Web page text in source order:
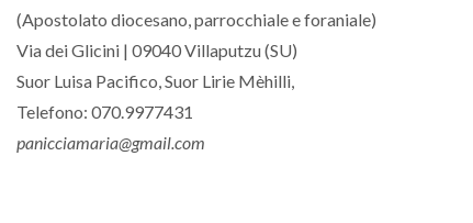
(Apostolato diocesano, parrocchiale e foraniale)
Via dei Glicini | 09040 Villaputzu (SU)
Suor Luisa Pacifico, Suor Lirie Mèhilli,
Telefono: 070.9977431
panicciamaria@gmail.com